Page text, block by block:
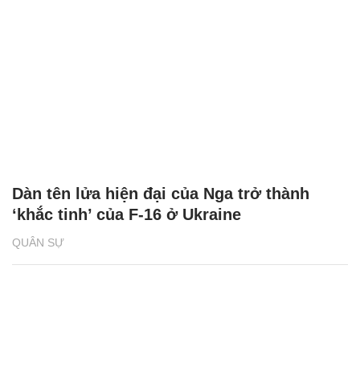
QUÂN SỰ
Dàn tên lửa hiện đại của Nga trở thành
‘khắc tinh’ của F-16 ở Ukraine